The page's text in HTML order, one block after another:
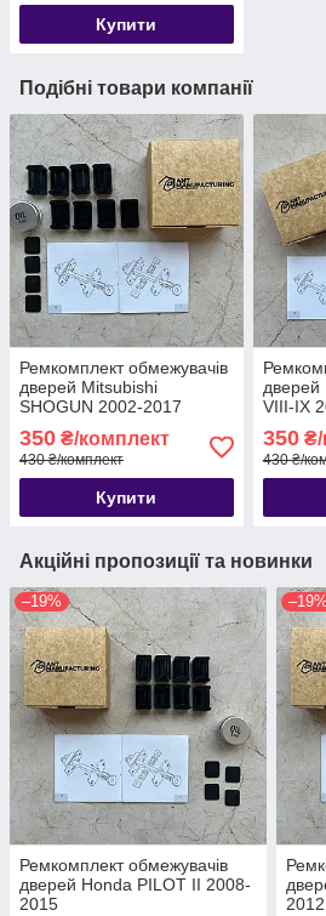
Купити
Подібні товари компанії
Ремкомплект обмежувачів
дверей Mitsubishi
SHOGUN 2002-2017
350 ₴/комплект
430 ₴/комплект
Купити
дверей
VIII-IX
350₴/
430 ₴/
Акційні пропозиції та новинки
–19%
Ремкомплект обмежувачів
дверей Honda PILOT II 2008-
2015
–19%
2012